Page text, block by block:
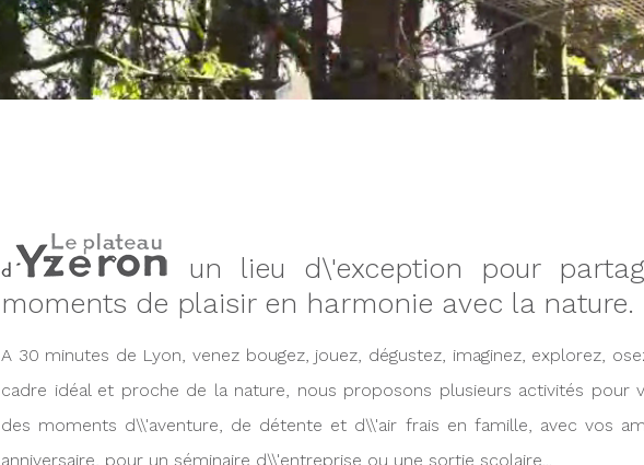
un lieu d\'exception pour
moments de plaisir en harmonie avec la nature.
A 30 minutes de Lyon, venez bougez, jouez, dégustez, imaginez, explorez,
cadre idéal et proche de la nature, nous proposons plusieurs activités pour
des moments d\\'aventure, de détente et d\\'air frais en famille, avec vos
anniversaire, pour un séminaire d\\'entreprise ou une sortie scolaire...